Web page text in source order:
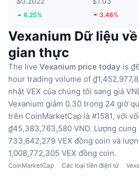
6.25% 3.46%
Vexanium Dữ liệu
gian thực
The live Vexanium price today is
hour trading volume of
nhật VEX của chúng tôi sang giá
Vexanium giảm 0.30 trong 24 giờ
trên CoinMarketCap là #1581, với
₫45,383,763,580 VND. Lượng cung
733,642,279 VEX đồng coin và
1,008,772,305 VEX đồng coin.
CoinMarketCap Các loại tiền điện tử